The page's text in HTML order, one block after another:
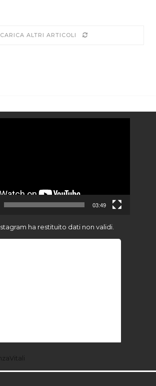
CARICA ALTRI ARTICOLI
03:49
ha restituito dati non validi.